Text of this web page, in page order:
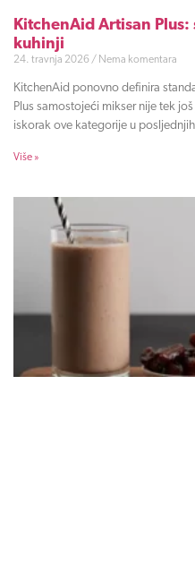
KitchenAid Artisan
kuhinji
24. travnja 2026 Nema komentara
KitchenAid ponovno definira
Plus samostojeći mikser nije tek
iskorak ove kategorije u
Više »